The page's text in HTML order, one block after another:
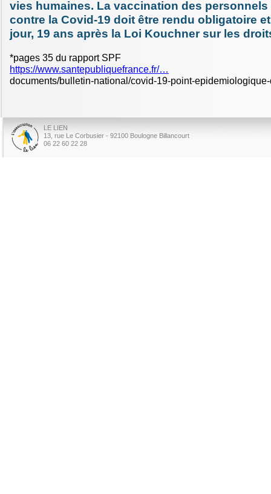
vies humaines. La vaccination des
contre la Covid-19 doit être rendu obligatoire
jour, 19 ans après la Loi Kouchner sur les
*pages 35 du rapport SPF
https://www.santepubliquefrance.fr/…
documents/bulletin-national/covid-19-point-
LE LIEN
13, rue Le Corbusier - 92100 Boulogne Billancourt
06 22 60 22 28